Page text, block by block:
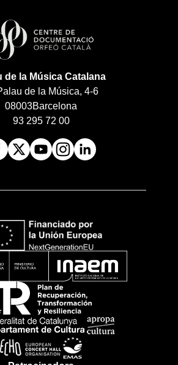
de la Música Catalana
de la Música, 4-6
08003Barcelona
93 295 72 00